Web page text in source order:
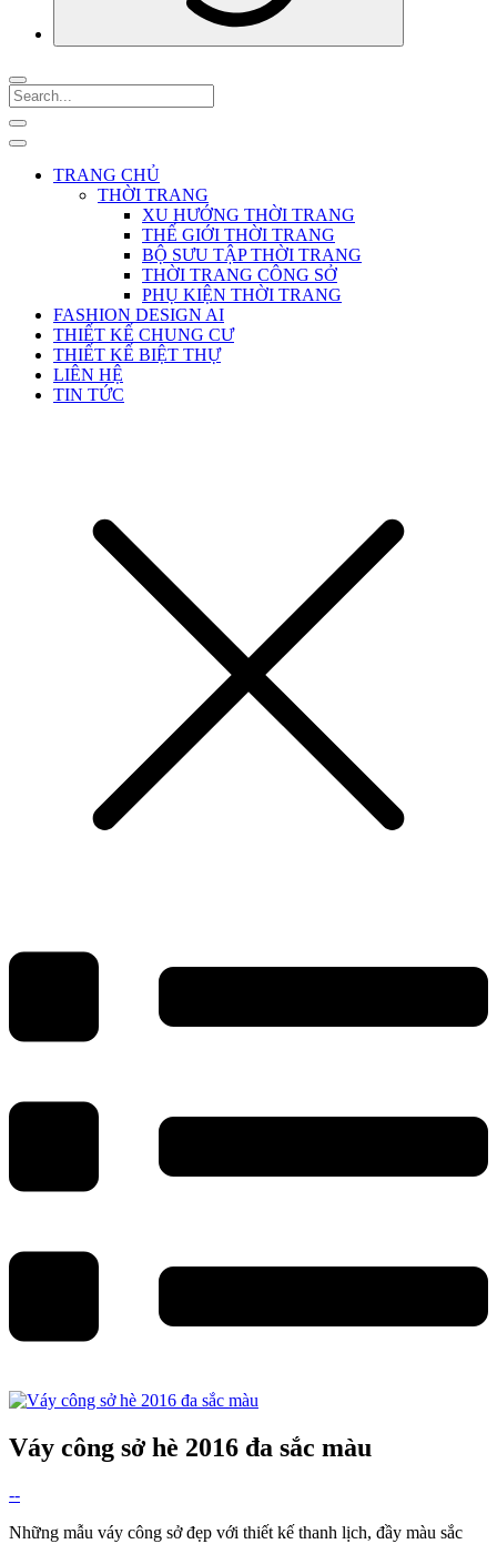
TRANG CHỦ
THỜI TRANG
XU HƯỚNG THỜI TRANG
THẾ GIỚI THỜI TRANG
BỘ SƯU TẬP THỜI TRANG
THỜI TRANG CÔNG SỞ
PHỤ KIỆN THỜI TRANG
FASHION DESIGN AI
THIẾT KẾ CHUNG CƯ
THIẾT KẾ BIỆT THỰ
LIÊN HỆ
TIN TỨC
Váy công sở hè 2016 đa sắc màu
--
Những mẫu váy công sở đẹp với thiết kế thanh lịch, đầy màu sắc